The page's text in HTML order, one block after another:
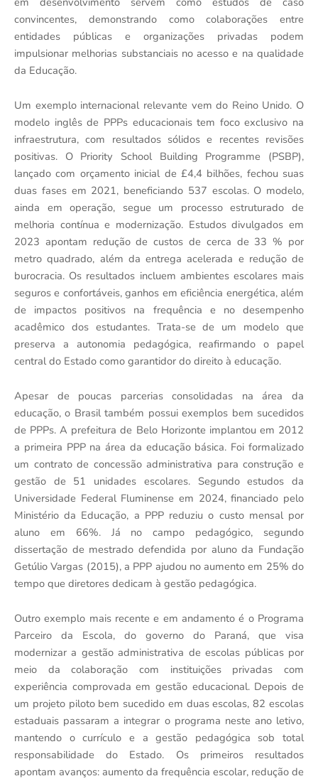
convincentes, demonstrando como colaborações entre
entidades públicas e organizações privadas podem
impulsionar melhorias substanciais no acesso e na qualidade
da Educação.
Um exemplo internacional relevante vem do Reino Unido. O
modelo inglês de PPPs educacionais tem foco exclusivo na
infraestrutura, com resultados sólidos e recentes revisões
positivas. O Priority School Building Programme (PSBP),
lançado com orçamento inicial de £4,4 bilhões, fechou suas
duas fases em 2021, beneficiando 537 escolas. O modelo,
ainda em operação, segue um processo estruturado de
melhoria contínua e modernização. Estudos divulgados em
2023 apontam redução de custos de cerca de 33 % por
metro quadrado, além da entrega acelerada e redução de
burocracia. Os resultados incluem ambientes escolares mais
seguros e confortáveis, ganhos em eficiência energética, além
de impactos positivos na frequência e no desempenho
acadêmico dos estudantes. Trata-se de um modelo que
preserva a autonomia pedagógica, reafirmando o papel
central do Estado como garantidor do direito à educação.
Apesar de poucas parcerias consolidadas na área da
educação, o Brasil também possui exemplos bem sucedidos
de PPPs. A prefeitura de Belo Horizonte implantou em 2012
a primeira PPP na área da educação básica. Foi formalizado
um contrato de concessão administrativa para construção e
gestão de 51 unidades escolares. Segundo estudos da
Universidade Federal Fluminense em 2024, financiado pelo
Ministério da Educação, a PPP reduziu o custo mensal por
aluno em 66%. Já no campo pedagógico, segundo
dissertação de mestrado defendida por aluno da Fundação
Getúlio Vargas (2015), a PPP ajudou no aumento em 25% do
tempo que diretores dedicam à gestão pedagógica.
Outro exemplo mais recente e em andamento é o Programa
Parceiro da Escola, do governo do Paraná, que visa
modernizar a gestão administrativa de escolas públicas por
meio da colaboração com instituições privadas com
experiência comprovada em gestão educacional. Depois de
um projeto piloto bem sucedido em duas escolas, 82 escolas
estaduais passaram a integrar o programa neste ano letivo,
mantendo o currículo e a gestão pedagógica sob total
responsabilidade do Estado. Os primeiros resultados
apontam avanços: aumento da frequência escolar, redução de